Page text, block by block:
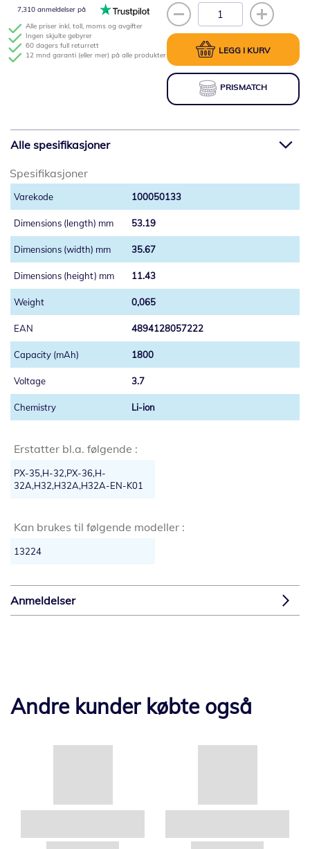
LEGG I KURV
PRISMATCH
Alle priser inkl. toll, moms og avgifter
Ingen skjulte gebyrer
60 dagers full returrett
12 mnd garanti (eller mer) på alle produkter
7,310 anmeldelser på
Alle spesifikasjoner
Spesifikasjoner
100050133
53.19
35.67
11.43
0,065
4894128057222
1800
3.7
Li-ion
Erstatter bl.a. følgende :
PX-35,H-32,PX-36,H-
32A,H32,H32A,H32A-EN-K01
Kan brukes til følgende modeller :
13224
Anmeldelser
Andre kunder købte også